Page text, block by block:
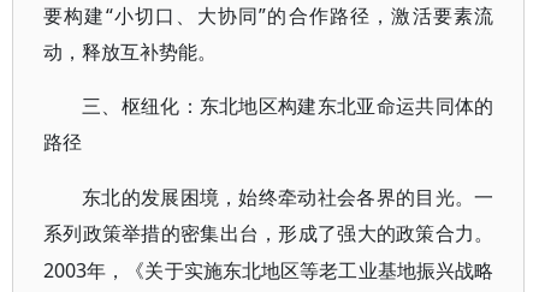
要构建“小切口、大协同”的合作路径，激活要素流
动，释放互补势能。
三、枢纽化：东北地区构建东北亚命运共同体的
路径
东北的发展困境，始终牵动社会各界的目光。一
系列政策举措的密集出台，形成了强大的政策合力。
2003年，《关于实施东北地区等老工业基地振兴战略